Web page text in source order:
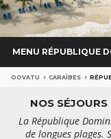
MENU RÉPUBLIQUE
OOVATU CARAÏBES
NOS
La République
de longues plages.